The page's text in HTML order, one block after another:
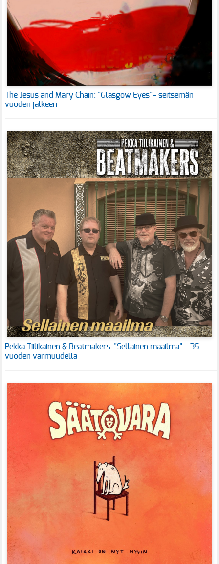
The Jesus and Mary Chain: "Glasgow Eyes"– seitsemän
vuoden jälkeen
Pekka Tiilikainen & Beatmakers: "Sellainen maailma" – 35
vuoden varmuudella